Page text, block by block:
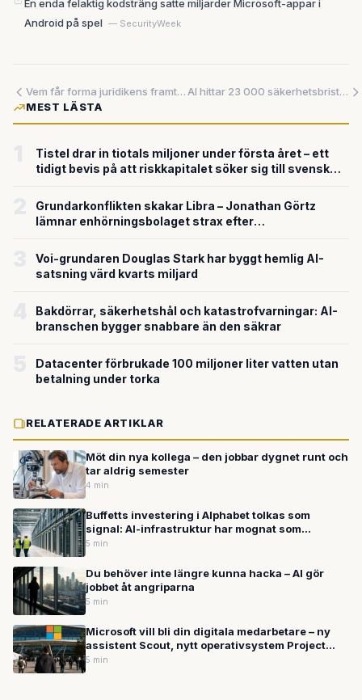
En enda felaktig kodsträng satte miljarder Microsoft-appar i
Android på spel — SecurityWeek
Vem får forma juridikens framtid? Ett nytt protokoll ska lösa det som bromsat AI-användningen i branschen
AI hittar 23 000 säkerhetsbrister i kritisk infrastruktur – men vem granskar granskaren?
MEST LÄSTA
Tistel drar in tiotals miljoner under första året – ett
tidigt bevis på att riskkapitalet söker sig till svensk
Grundarkonflikten skakar Libra – Jonathan Görtz
lämnar enhörningsbolaget strax efter
Voi-grundaren Douglas Stark har byggt hemlig AI-
satsning värd kvarts miljard
Bakdörrar, säkerhetshål och katastrofvarningar: AI-
branschen bygger snabbare än den säkrar
Datacenter förbrukade 100 miljoner liter vatten utan
betalning under torka
RELATERADE ARTIKLAR
Möt din nya kollega – den jobbar dygnet runt och
tar aldrig semester
4 min
Buffetts investering i Alphabet tolkas som
signal: AI-infrastruktur har mognat som
tillgångsklass — Google bygger datacenter i
5 min
Du behöver inte längre kunna hacka – AI gör
jobbet åt angriparna
5 min
Microsoft vill bli din digitala medarbetare – ny
assistent Scout, nytt operativsystem Project
Solara och öppen AI-standard presenterades på
5 min